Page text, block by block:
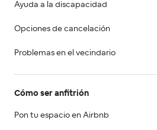
Ayuda a la discapacidad
Opciones de cancelación
Problemas en el vecindario
Cómo ser anfitrión
Pon tu espacio en Airbnb